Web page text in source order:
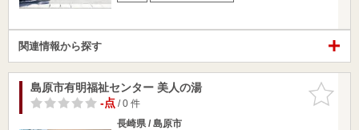
関連情報から探す
お気に入
りに追加
島原市有明福祉センター 美人の湯
-点/ 0 件
長崎県 / 島原市